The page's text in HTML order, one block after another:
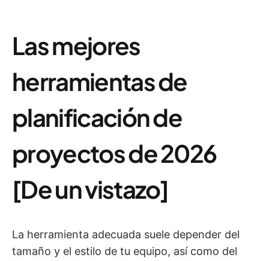
Las mejores
herramientas de
planificación de
proyectos de 2026
[De un vistazo]
La herramienta adecuada suele depender del
tamaño y el estilo de tu equipo, así como del